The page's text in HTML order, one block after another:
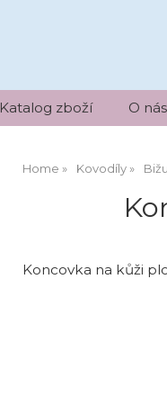
Katalog zboží O nás
Home Kovodíly
Koncovka na kůži